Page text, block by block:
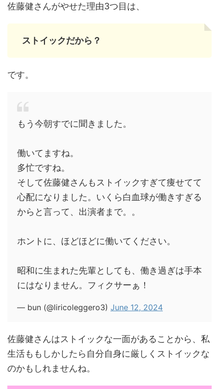
佐藤健さんがやせた理由3つ目は、
ストイックだから？
です。
もう今朝すでに聞きました。
働いてますね。
多忙ですね。
そして佐藤健さんもストイックすぎて痩せてて
心配になりました。いくら白血球が働きすぎる
からと言って、出演者まで。。
ホントに、ほどほどに働いてください。
昭和に生まれた先輩としても、働き過ぎは手本
にはなりません。フィクサーぁ！
— bun (@liricoleggero3) June 12, 2024
佐藤健さんはストイックな一面があることから、私
生活ももしかしたら自分自身に厳しくストイックな
のかもしれませんね。